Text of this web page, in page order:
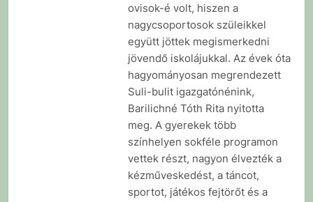
ovisok-é volt, hiszen a
nagycsoportosok szüleikkel
együtt jöttek megismerkedni
jövendő iskolájukkal. Az évek óta
hagyományosan megrendezett
Suli-bulit igazgatónénink,
Barilichné Tóth Rita nyitotta
meg. A gyerekek több
színhelyen sokféle programon
vettek részt, nagyon élvezték a
kézműveskedést, a táncot,
sportot, játékos fejtörőt és a